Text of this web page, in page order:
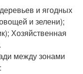
и ягодных
и зелени);
Хозяйственная
между зонами